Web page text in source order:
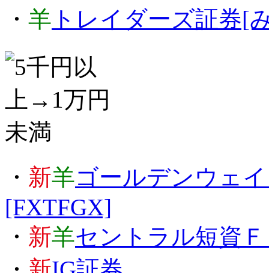
・ 羊 トレイダーズ証券[
・ 新羊ゴールデンウェ
[FXTFGX]
・ 新羊セントラル短資